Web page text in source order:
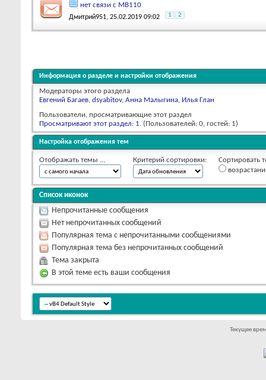
нет связи с МВ110
Дмитрий951, 25.02.2019 09:02 1 2
Информация о разделе и настройки отображения
Модераторы этого раздела
Евгений Багаев, dsyabitov, Анна Малыгина, Илья Глан
Пользователи, просматривающие этот раздел
Просматривают этот раздел: 1. (Пользователей: 0, гостей: 1)
Настройка отображения тем
Отображать темы ... Критерий сортировки:
Сортировать
Список иконок
Непрочитанные сообщения
Нет непрочитанных сообщений
Популярная тема с непрочитанными сообщениями
Популярная тема без непрочитанных сообщений
Тема закрыта
В этой теме есть ваши сообщения
Текущее